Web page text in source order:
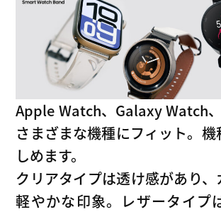
Apple Watch、Galaxy Watch
さまざまな機種にフィット。
しめます。
クリアタイプは透け感があり
軽やかな印象。レザータイプ